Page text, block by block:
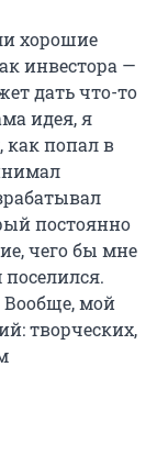
хорошие
инвестора —
дать что-то
идея, я
как попал в
постоянно
чего бы мне
Вообще, мой
творческих,